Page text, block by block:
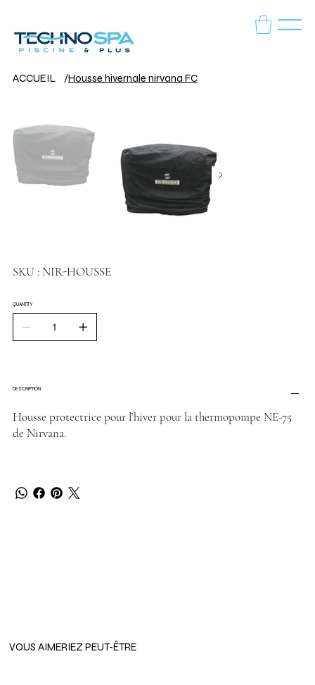
ACCUEIL /Housse hivernale nirvana FC
SKU : SKU
NIR-
NIR-HOUSSE
QUANTITY
DESCRIPTION
Housse protectrice pour l’hiver pour la thermopompe NE-75
de Nirvana.
VOUS AIMERIEZ PEUT-ÊTRE